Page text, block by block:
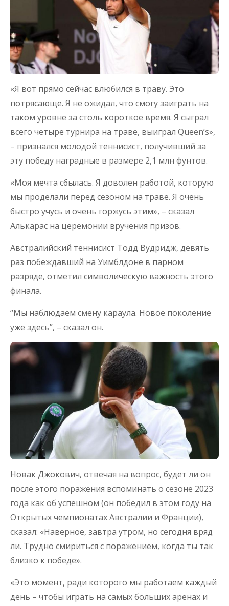
«Я вот прямо сейчас влюбился в траву. Это
потрясающе. Я не ожидал, что смогу заиграть на
таком уровне за столь короткое время. Я сыграл
всего четыре турнира на траве, выиграл Queen’s»,
– признался молодой теннисист, получивший за
эту победу наградные в размере 2,1 млн фунтов.
«Моя мечта сбылась. Я доволен работой, которую
мы проделали перед сезоном на траве. Я очень
быстро учусь и очень горжусь этим», – сказал
Алькарас на церемонии вручения призов.
Австралийский теннисист Тодд Вудридж, девять
раз побеждавший на Уимблдоне в парном
разряде, отметил символическую важность этого
финала.
“Мы наблюдаем смену караула. Новое поколение
уже здесь”, – сказал он.
Новак Джокович, отвечая на вопрос, будет ли он
после этого поражения вспоминать о сезоне 2023
года как об успешном (он победил в этом году на
Открытых чемпионатах Австралии и Франции),
сказал: «Наверное, завтра утром, но сегодня вряд
ли. Трудно смириться с поражением, когда ты так
близко к победе».
«Это момент, ради которого мы работаем каждый
день – чтобы играть на самых больших аренах и